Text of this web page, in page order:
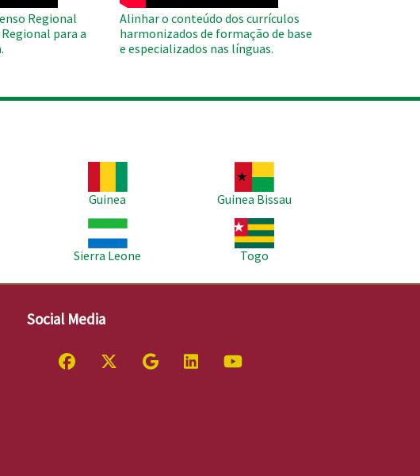
Regional
para a
Alinhar o conteúdo dos currículos
harmonizados de formação de base
e especializados nas línguas.
Guinea
Guinea Bissau
Imagem
Sierra Leone
Imagem
Togo
Social Media